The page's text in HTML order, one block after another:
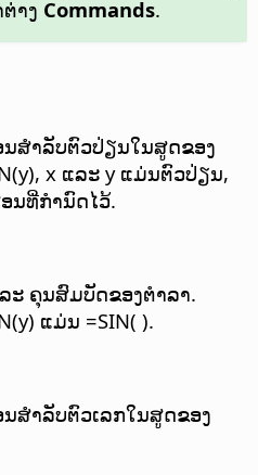
າງ Commands.
ສຳລັບຕົວປ່ຽນໃນສູດຂອງ
x ແລະ y ແມ່ນຕົວປ່ຽນ,
ນທີ່ກຳນົດໄວ້.
ະ ຄຸນສົມບັດຂອງຕຳລາ.
ແມ່ນ =SIN( ).
ສຳລັບຕົວເລກໃນສູດຂອງ